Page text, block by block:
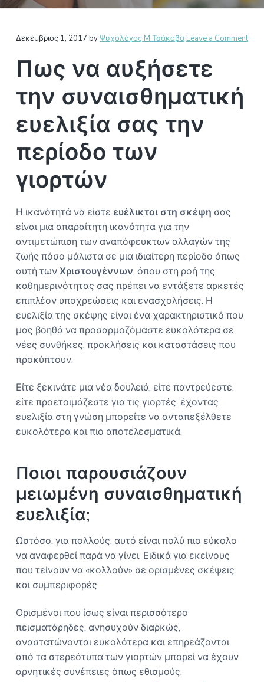
a
Ο
Θ
Ν
Δεκέμβριος 1, 2017 by Ψυχολόγος M.Τσάκοβα Leave a Comment
Πως να αυξήσετε
την συναισθηματική
ευελιξία σας την
περίοδο των
γιορτών
Η ικανότητά να είστε ευέλικτοι στη σκέψη σας
είναι μια απαραίτητη ικανότητα για την
αντιμετώπιση των αναπόφευκτων αλλαγών της
ζωής πόσο μάλιστα σε μια ιδιαίτερη περίοδο όπως
αυτή τωνΧριστουγέννων, όπου στη ροή της
καθημερινότητας σας πρέπει να εντάξετε αρκετές
επιπλέον υποχρεώσεις και ενασχολήσεις. Η
ευελιξία της σκέψης είναι ένα χαρακτηριστικό που
μας βοηθά να προσαρμοζόμαστε ευκολότερα σε
νέες συνθήκες, προκλήσεις και καταστάσεις που
προκύπτουν.
Είτε ξεκινάτε μια νέα δουλειά, είτε παντρεύεστε,
είτε προετοιμάζεστε για τις γιορτές, έχοντας
ευελιξία στη γνώση μπορείτε να ανταπεξέλθετε
ευκολότερα και πιο αποτελεσματικά.
Ποιοι παρουσιάζουν
μειωμένη συναισθηματική
ευελιξία;
Ωστόσο, για πολλούς, αυτό είναι πολύ πιο εύκολο
να αναφερθεί παρά να γίνει. Ειδικά για εκείνους
που τείνουν να «κολλούν» σε ορισμένες σκέψεις
και συμπεριφορές.
Ορισμένοι που ίσως είναι περισσότερο
πεισματάρηδες, ανησυχούν διαρκώς,
αναστατώνονται ευκολότερα και επηρεάζονται
από τα στερεότυπα των γιορτών μπορεί να έχουν
αρνητικές συνέπειες όπως εθισμούς,
Reader
Interactions